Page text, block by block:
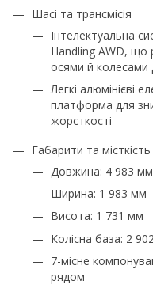
Шасі та трансмісія
Інтелектуальна
Handling AWD, що
осями й колесами
Легкі алюмінієві
платформа для
жорсткості
Габарити та місткість
Довжина: 4 983 мм
Ширина: 1 983 мм
Висота: 1 731 мм
Колісна база: 2
7-місне
рядом